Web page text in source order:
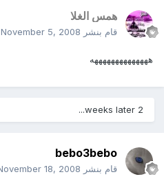
همس الغلا
قام بنشر November 5, 2008
ههههههههههههههه
2 weeks later...
bebo3bebo
قام بنشر November 18, 2008